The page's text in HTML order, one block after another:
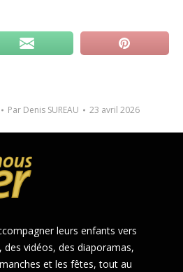
Par Denis SUREAU 23 avril 2026
leurs enfants vers
des vidéos, des diaporamas,
et les fêtes, tout au